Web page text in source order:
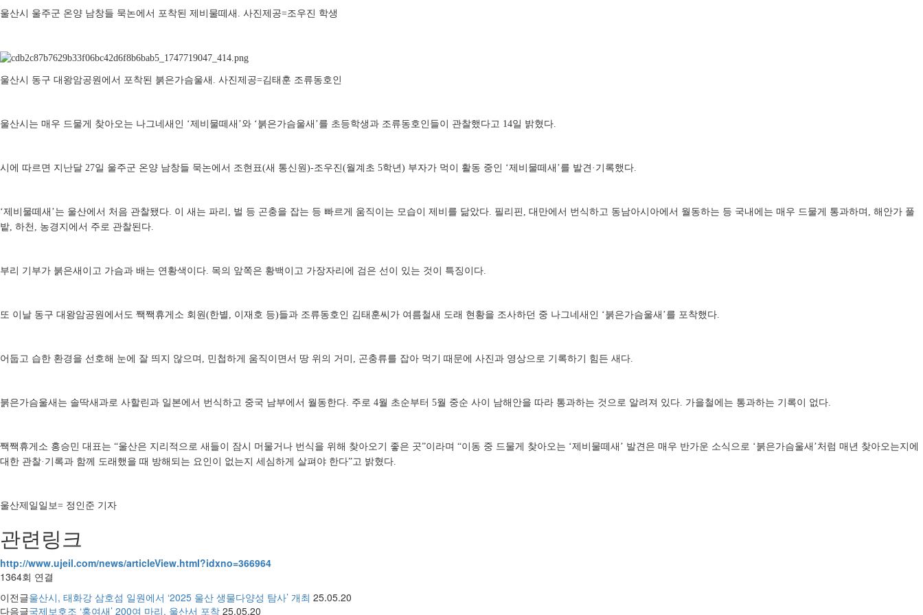
울산시 울주군 온양 남창들 묵논에서 포착된 제비물떼새 . 사진제공=조우진 학생
울산시 동구 대왕암공원에서 포착된 붉은가슴울새 사진제공=김태훈 조류동호인
울산시는 매우 드물게 찾아오는 나그네새인 ‘제비물떼새 ’와 ‘붉은가슴울새 ’를 초등학생과 조류동호인들이 관찰했다고 14일 밝혔다
시에 따르면 지난달 27일 울주군 온양 남창들 묵논에서 조현표(새 통신원 )-조우진 (월계초 5학년 ) 부자가 먹이 활동 중인 ‘제비물떼새 ’를 발견 · 기록했다
‘제비물떼새 ’는 울산에서 처음 관찰됐다 이 새는 파리 벌 등 곤충을 잡는 등 빠르게 움직이는 모습이 제비를 닮았다 필리핀 대만에서 번식하고 동남아시아에서 월동하는 등 국내에는 매우 드물게 통과하며
해안가 풀
밭 하천 농경지에서 주로 관찰된다
부리 기부가 붉은새이고 가슴과 배는 연황색이다 목의 앞쪽은 황백이고 가장자리에 검은 선이 있는 것이 특징이다
또 이날 동구 대왕암공원에서도 짹짹휴게소 회원 (한별 이재호 등)들과 조류동호인 김태훈씨가 여름철새 도래 현황을 조사하던 중 나그네새인 ‘붉은가슴울새 ’를 포착했다
어둡고 습한 환경을 선호해 눈에 잘 띄지 않으며 민첩하게 움직이면서 땅 위의 거미 곤충류를 잡아 먹기 때문에 사진과 영상으로 기록하기 힘든 새다
붉은가슴울새는 솔딱새과로 사할린과 일본에서 번식하고 중국 남부에서 월동한다 주로 4월 초순부터 5월 중순 사이 남해안을 따라 통과하는 것으로 알려져 있다 가을철에는 통과하는 기록이 없다
짹짹휴게소 홍승민 대표는 “울산은 지리적으로 새들이 잠시 머물거나 번식을 위해 찾아오기 좋은 곳”이라며 “이동 중 드물게 찾아오는 ‘제비물떼새 ’ 발견은 매우 반가운 소식으로 ‘붉은가슴울새 ’처럼 매년 찾아오는지에
대한 관찰· 기록과 함께 도래했을 때 방해되는 요인이 없는지 세심하게 살펴야 한다”고 밝혔다
울산제일일보= 정인준 기자
관련링크
http://www.ujeil.com/news/articleView.html?idxno=366964
1364회 연결
이전글울산시, 태화강 삼호섬 일원에서 ‘2025 울산 생물다양성 탐사’ 개최 25.05.20
다음글국제보호조 ‘홍여새’ 200여 마리, 울산서 포착 25.05.20